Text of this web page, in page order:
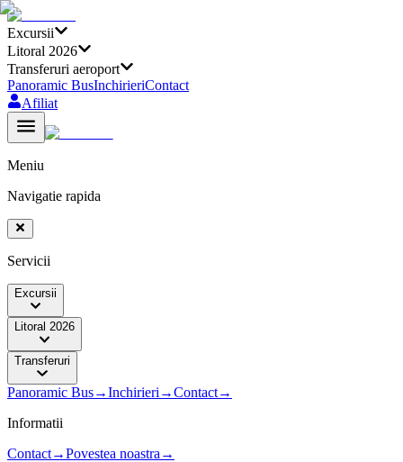
Excursii
Litoral 2026
Transferuri aeroport
Panoramic BusInchirieriContact
Afiliat
Meniu
Navigatie rapida
Servicii
Excursii
Litoral 2026
Transferuri
Panoramic Bus→Inchirieri →Contact→
Informatii
Contact→Povestea noastra →